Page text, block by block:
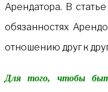
Арендатора. В
обязанностях
отношению друг к
Для того, чтобы